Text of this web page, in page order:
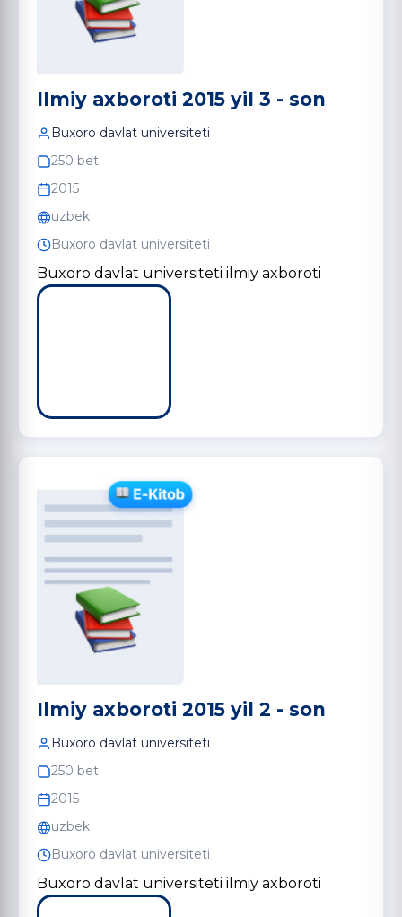
Ilmiy axboroti 2015 yil 3 - son
Buxoro davlat universiteti
250 bet
2015
uzbek
Buxoro davlat universiteti
Buxoro davlat universiteti ilmiy axboroti
Ilmiy axboroti 2015 yil 2 - son
Buxoro davlat universiteti
250 bet
2015
uzbek
Buxoro davlat universiteti
Buxoro davlat universiteti ilmiy axboroti